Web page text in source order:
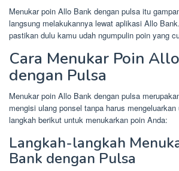
Menukar poin Allo Bank dengan pulsa itu
langsung melakukannya lewat aplikasi Allo
pastikan dulu kamu udah ngumpulin poin yang
Cara Menukar Poin
dengan Pulsa
Menukar poin Allo Bank dengan pulsa
mengisi ulang ponsel tanpa harus
langkah berikut untuk menukarkan poin Anda:
Langkah-langkah
Bank dengan Pulsa